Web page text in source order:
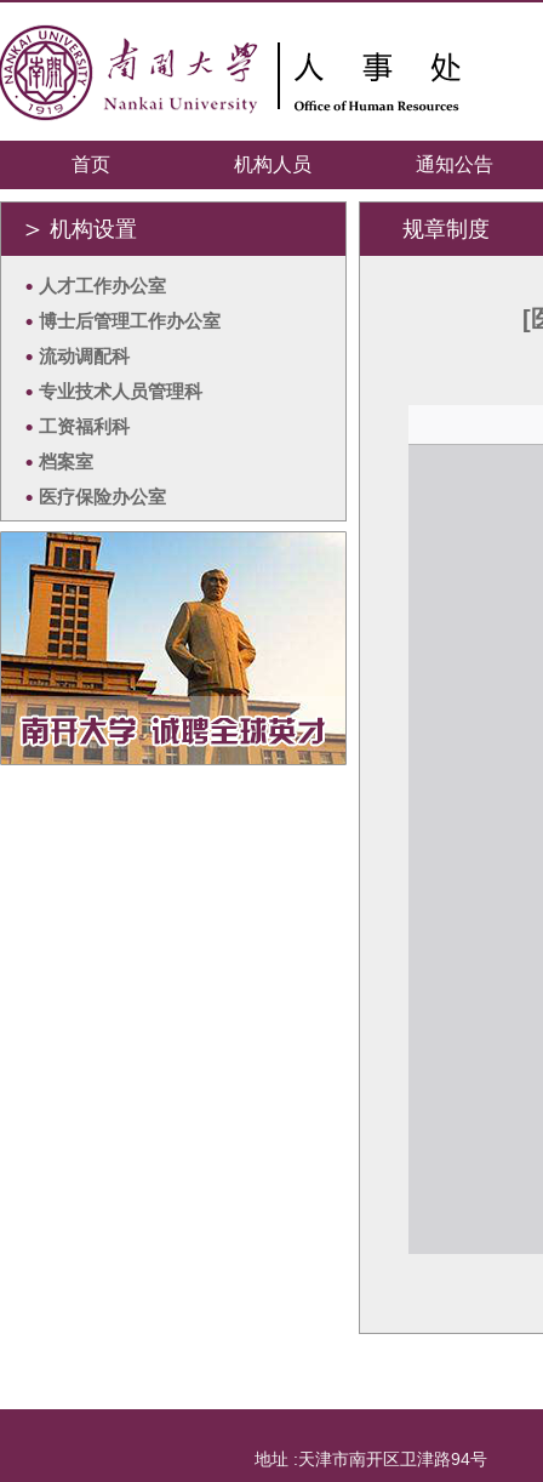
首页 机构人员 通知公告
＞ 机构设置
• 人才工作办公室
• 博士后管理工作办公室
• 流动调配科
• 专业技术人员管理科
• 工资福利科
• 档案室
• 医疗保险办公室
规章制度
[
地址 :天津市南开区卫津路94号